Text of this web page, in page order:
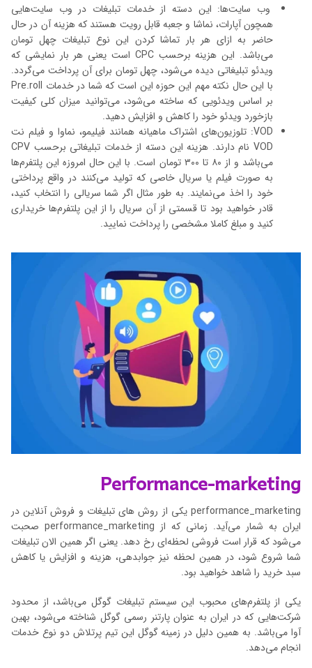
وب سایت‌ها: این دسته از خدمات تبلیغات در وب سایت‌هایی
همچون آپارات، نماشا و جعبه قابل رویت هستند که هزینه آن در حال
حاضر به ازای هر بار تماشا کردن این نوع تبلیغات چهل تومان
می‌باشد. این هزینه برحسب CPC است یعنی هر بار نمایشی که
ویدئو تبلیغاتی دیده می‌شود، چهل تومان برای آن پرداخت می‌گردد.
با این حال نکته مهم این حوزه این است که شما در خدمات Pre.roll
بر اساس ویدئویی که ساخته می‌شود، می‌توانید میزان کلی کیفیت
بازخورد ویدئو خود را کاهش و افزایش دهید.
VOD: تلوزیون‌های اشتراک ماهیانه همانند فیلیمو، نماوا و فیلم نت
VOD نام دارند. هزینه این دسته از خدمات تبلیغاتی برحسب CPV
می‌باشد و از ۸۰ تا ۳۰۰ تومان است. با این حال امروزه این پلتفرم‌ها
به صورت فیلم یا سریال خاصی که تولید می‌کنند در واقع پرداختی
خود را اخذ می‌نمایند. به طور مثال اگر شما سریالی را انتخاب کنید،
قادر خواهید بود تا قسمتی از آن سریال را از این پلتفرم‌ها خریداری
کنید و مبلغ کاملا مشخصی را پرداخت نمایید.
Performance-marketing
performance_marketing یکی از روش های تبلیغات و فروش آنلاین در
ایران به شمار می‌آید. زمانی که از performance_marketing صحبت
می‌شود که قرار است فروشی لحظه‌ای رخ دهد. یعنی اگر همین الان تبلیغات
شما شروع شود، در همین لحظه نیز جوابدهی، هزینه و افزایش یا کاهش
سبد خرید را شاهد خواهید بود.
یکی از پلتفرم‌های محبوب این سیستم تبلیغات گوگل می‌باشد، از محدود
شرکت‌هایی که در ایران به عنوان پارتنر رسمی گوگل شناخته می‌شود، بهین
آوا می‌باشد. به همین دلیل در زمینه گوگل این تیم پرتلاش دو نوع خدمات
انجام می‌دهد.